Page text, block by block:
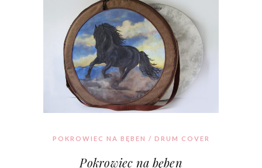
POKROWIEC NA BĘBEN / DRUM COVER
Pokrowiec na bęben